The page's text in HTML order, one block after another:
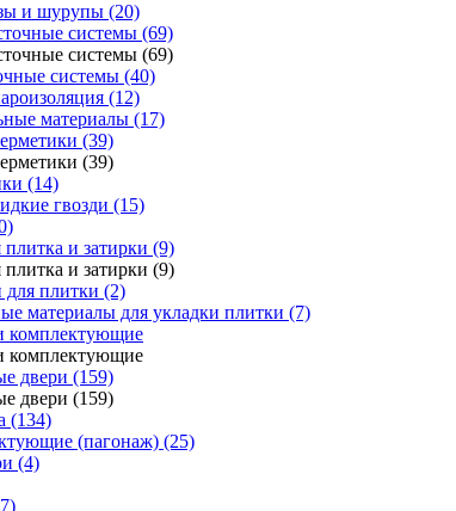
и шурупы (20)
системы (69)
системы (69)
системы (40)
(12)
материалы (17)
(39)
(39)
(14)
гвозди (15)
плитка и затирки (9)
плитка и затирки (9)
для плитки (2)
материалы для укладки плитки (7)
комплектующие
комплектующие
двери (159)
двери (159)
(134)
(пагонаж) (25)
(4)